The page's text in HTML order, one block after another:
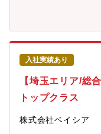
だけの仕事ができるの
年次・部門ごとに行う
希望者を対象とした、
研修も費用はほぼ会社
間は9：00～20：00（
程度／繁忙期8・12月
入社実績あり
【埼玉エリア/総
トップクラス
株式会社ベイシア